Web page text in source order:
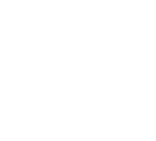
encontrarás toda la
para reconocer e
más importantes
digital. Las mismas te
las clases, tener
de
y contestar mensajes
visualizar las
y agendar